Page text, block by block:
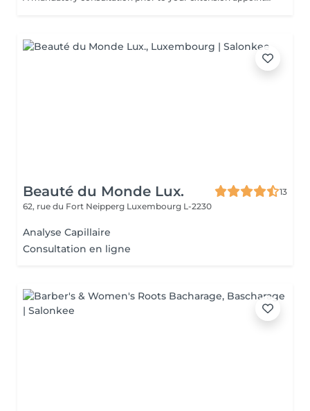
Beauté du Monde Lux.
13
62, rue du Fort Neipperg Luxembourg L-2230
Analyse Capillaire
Consultation en ligne